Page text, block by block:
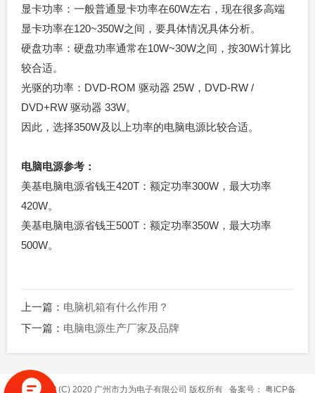
显卡功率：一般普通显卡功率在60W左右，现在很多高端
显卡功率在120~350W之间，要具体情况具体分析。
硬盘功率：硬盘功率通常在10W~30W之间，按30W计算比
较合适。
光驱的功率：DVD-ROM 驱动器 25W，DVD-RW /
DVD+RW 驱动器 33W。
因此，选择350W及以上功率的电脑电源比较合适。
电脑电源参考：
美基电脑电源省钱王420T：额定功率300W，最大功率
420W。
美基电脑电源省钱王500T：额定功率350W，最大功率
500W。
上一篇： 电脑机箱有什么作用？
下一篇： 电脑电源生产厂家及品牌
Copyright (C) 2020 广州市力为电子有限公司 版权所有 备案号： 粤ICP备